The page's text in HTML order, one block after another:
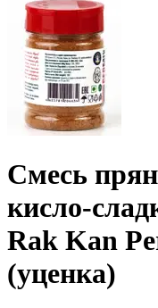
Смесь
кисло-
Rak Kan
(уценка)